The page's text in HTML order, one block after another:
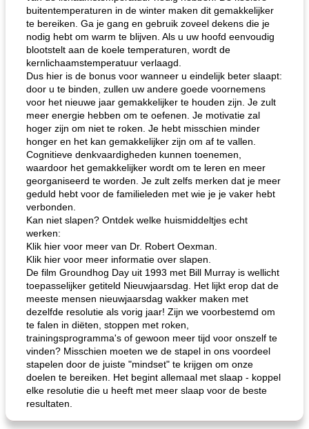
buitentemperaturen in de winter maken dit gemakkelijker
te bereiken. Ga je gang en gebruik zoveel dekens die je
nodig hebt om warm te blijven. Als u uw hoofd eenvoudig
blootstelt aan de koele temperaturen, wordt de
kernlichaamstemperatuur verlaagd.
Dus hier is de bonus voor wanneer u eindelijk beter slaapt:
door u te binden, zullen uw andere goede voornemens
voor het nieuwe jaar gemakkelijker te houden zijn. Je zult
meer energie hebben om te oefenen. Je motivatie zal
hoger zijn om niet te roken. Je hebt misschien minder
honger en het kan gemakkelijker zijn om af te vallen.
Cognitieve denkvaardigheden kunnen toenemen,
waardoor het gemakkelijker wordt om te leren en meer
georganiseerd te worden. Je zult zelfs merken dat je meer
geduld hebt voor de familieleden met wie je je vaker hebt
verbonden.
Kan niet slapen? Ontdek welke huismiddeltjes echt
werken:
Klik hier voor meer van Dr. Robert Oexman.
Klik hier voor meer informatie over slapen.
De film Groundhog Day uit 1993 met Bill Murray is wellicht
toepasselijker getiteld Nieuwjaarsdag. Het lijkt erop dat de
meeste mensen nieuwjaarsdag wakker maken met
dezelfde resolutie als vorig jaar! Zijn we voorbestemd om
te falen in diëten, stoppen met roken,
trainingsprogramma's of gewoon meer tijd voor onszelf te
vinden? Misschien moeten we de stapel in ons voordeel
stapelen door de juiste "mindset" te krijgen om onze
doelen te bereiken. Het begint allemaal met slaap - koppel
elke resolutie die u heeft met meer slaap voor de beste
resultaten.